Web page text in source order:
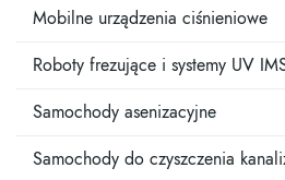
Mobilne urządzenia ciśnieniowe
Roboty frezujące i systemy UV
Samochody asenizacyjne
Samochody do czyszczenia